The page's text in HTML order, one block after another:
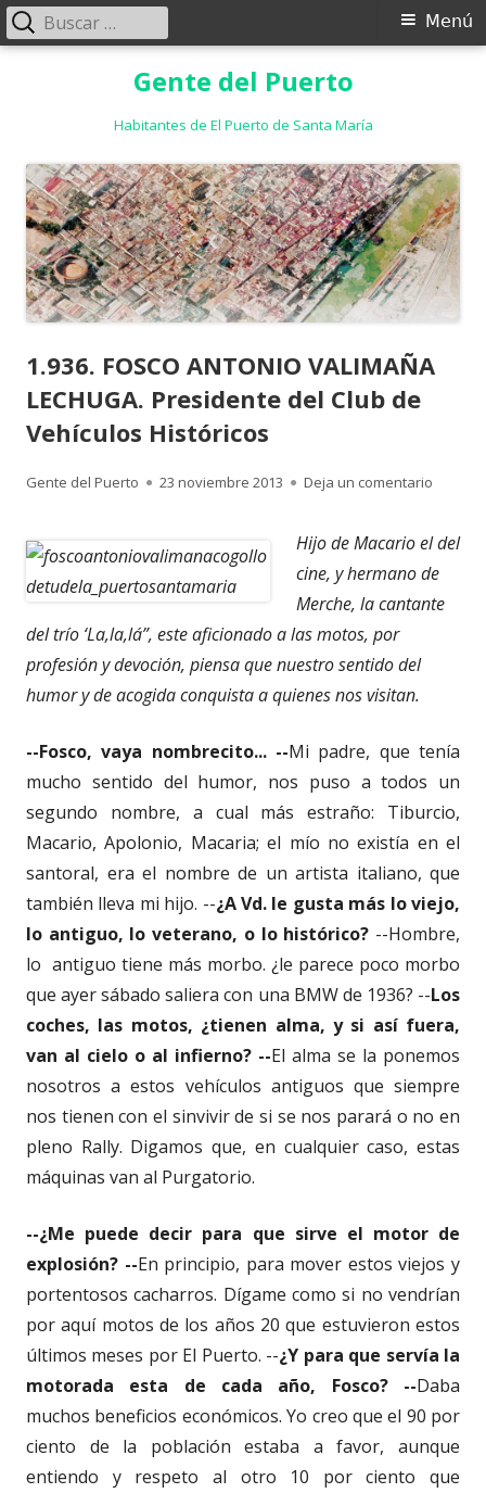
Gente del Puerto
Habitantes de El Puerto de Santa María
Menú
Menú
Buscar:
1.936. FOSCO ANTONIO VALIMAÑA
LECHUGA. Presidente del Club de
Vehículos Históricos
Autor
Gente del Puerto
Publicado
23 noviembre 2013 Deja un comentario
Hijo de Macario el del
cine, y hermano de
Merche, la cantante
del trío ‘La,la,lá”, este aficionado a las motos, por
profesión y devoción, piensa que nuestro sentido del
humor y de acogida conquista a quienes nos visitan.
--Fosco, vaya nombrecito... --Mi padre, que tenía
mucho sentido del humor, nos puso a todos un
segundo nombre, a cual más estraño: Tiburcio,
Macario, Apolonio, Macaria; el mío no existía en el
santoral, era el nombre de un artista italiano, que
también lleva mi hijo. --¿A Vd. le gusta más lo viejo,
lo antiguo, lo veterano, o lo histórico? --Hombre,
lo antiguo tiene más morbo. ¿le parece poco morbo
que ayer sábado saliera con una BMW de 1936? --Los
coches, las motos, ¿tienen alma, y si así fuera,
van al cielo o al infierno? --El alma se la ponemos
nosotros a estos vehículos antiguos que siempre
nos tienen con el sinvivir de si se nos parará o no en
pleno Rally. Digamos que, en cualquier caso, estas
máquinas van al Purgatorio.
--¿Me puede decir para que sirve el motor de
explosión? --En principio, para mover estos viejos y
portentosos cacharros. Dígame como si no vendrían
por aquí motos de los años 20 que estuvieron estos
últimos meses por El Puerto. --¿Y para que servía la
motorada esta de cada año, Fosco? --Daba
muchos beneficios económicos. Yo creo que el 90 por
ciento de la población estaba a favor, aunque
entiendo y respeto al otro 10 por ciento que